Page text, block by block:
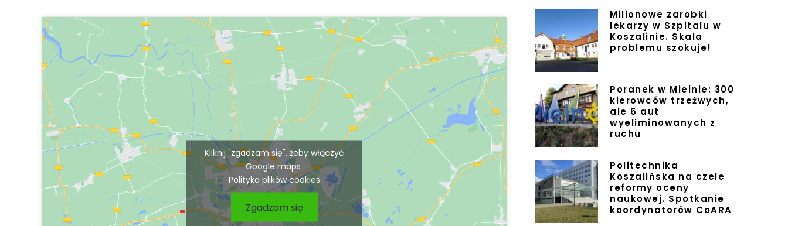
Kliknij "zgadzam się", żeby włączyć
Google maps
Polityka plików cookies
Zgadzam się
Milionowe zarobki
lekarzy w Szpitalu w
Koszalinie. Skala
problemu szokuje!
Poranek w Mielnie: 300
kierowców trzeźwych,
ale 6 aut
wyeliminowanych z
ruchu
Politechnika
Koszalińska na czele
reformy oceny
naukowej. Spotkanie
koordynatorów CoARA